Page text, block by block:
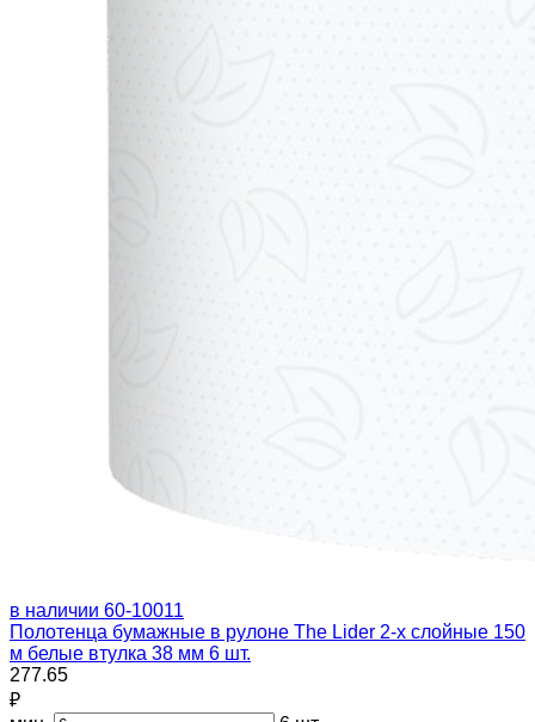
в наличии 60-10011
Полотенца бумажные в рулоне The Lider 2-х слойные 150
м белые втулка 38 мм 6 шт.
277.65
₽